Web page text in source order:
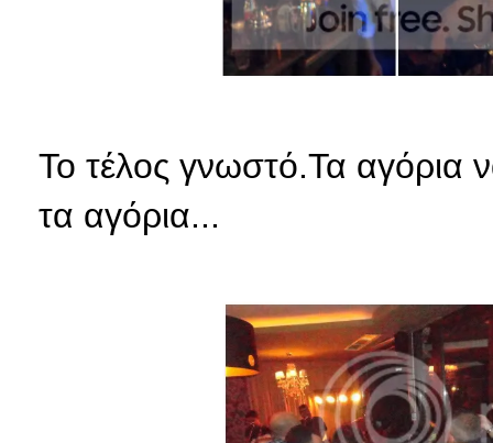
Το τέλος γνωστό.Τα αγόρια
τα αγόρια...